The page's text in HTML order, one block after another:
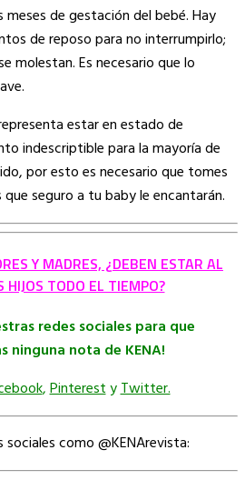
de gestación del bebé. Hay
de reposo para no interrumpirlo;
molestan. Es necesario que lo
estar en estado de
indescriptible para la mayoría de
por esto es necesario que tomes
seguro a tu baby le encantarán.
Y MADRES, ¿DEBEN ESTAR AL
HIJOS TODO EL TIEMPO?
redes sociales para que
ninguna nota de KENA!
,PinterestyTwitter.
sociales como @KENArevista: